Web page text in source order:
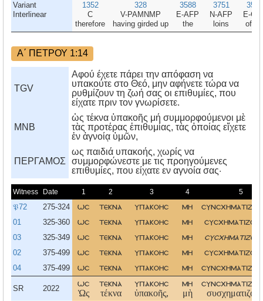
Variant
Interlinear
1352
C
therefore
328
V-PAMNMP
having girded up
3588
E-AFP
the
3751
N-AFP
loins
3588
E-
of
Α΄ ΠΕΤΡΟΥ 1:14
TGV
Αφού έχετε πάρει την απόφαση να
υπακούτε στο Θεό, μην αφήνετε τώρα να
ρυθμίζουν τη ζωή σας οι επιθυμίες, που
είχατε πριν τον γνωρίσετε.
MNB
ὡς τέκνα ὑπακοῆς μή συμμορφούμενοι μὲ
τὰς προτέρας ἐπιθυμίας, τὰς ὁποίας εἴχετε
ἐν ἀγνοίᾳ ὑμῶν,
ΠΕΡΓΑΜΟΣ
ως παιδιά υπακοής, χωρίς να
συμμορφώνεστε με τις προηγούμενες
επιθυμίες, που είχατε εν αγνοία σας·
Witness Date 1 2 3 4 5
𝔓72 275-324 ωσ τεκνα υπακοησ μη
01 325-360 ωσ τεκνα υπακοησ μη
03 325-349 ωσ τεκνα υπακοησ μη
02 375-499 ωσ τεκνα υπακοησ μη
04 375-499 ωσ τεκνα υπακοησ μη
SR 2022
ωσ
Ὡς
τεκνα
τέκνα
υπακοησ
ὑπακοῆς,
μη
μὴ